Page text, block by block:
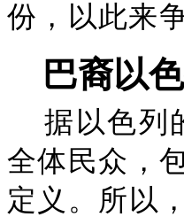
份，以此来
巴裔以
据以色列
全体民众，
定义。所以